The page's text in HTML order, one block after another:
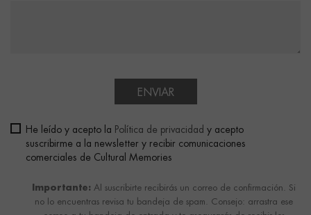
ENVIAR
He leído y acepto la Política de privacidad y acepto
suscribirme a la newsletter y recibir comunicaciones
comerciales de Cultural Memories
Importante: Al suscribirte recibirás un correo de confirmación. Si
no lo encuentras revisa tu bandeja de spam. Consejo: arrastra ese